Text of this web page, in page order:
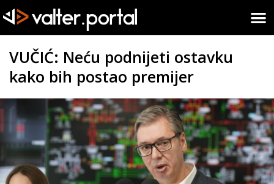
VUČIĆ: Neću podnijeti ostavku
kako bih postao premijer